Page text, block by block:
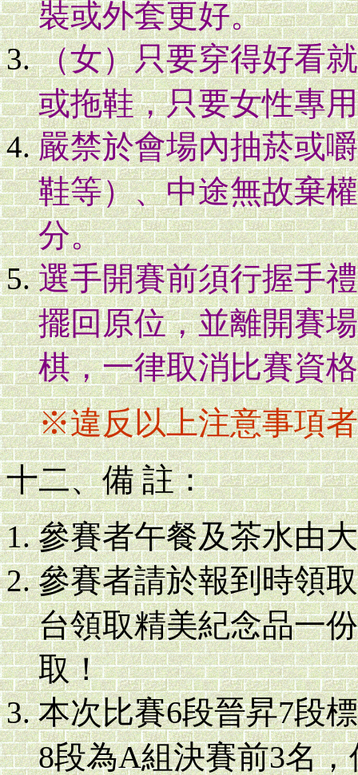
裝或外套更好。
（女）只要穿得好看
或拖鞋，只要女性專
嚴禁於會場內抽菸或
鞋等）、中途無故棄
分。
選手開賽前須行握手
擺回原位，並離開賽
棋，一律取消比賽資
※違反以上注意事項
十二、備 註：
參賽者午餐及茶水由
參賽者請於報到時領
台領取精美紀念品一
取！
本次比賽6段晉昇7段
8段為A組決賽前3名